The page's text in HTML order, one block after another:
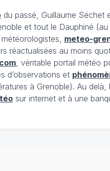
du passé, Guillaume Séchet
et tout le Dauphiné
meteo-
réactualisées au moins
, véritable portail météo
d’observations et
à Grenoble). Au
sur internet et à une